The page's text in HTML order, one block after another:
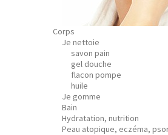
Corps
Je nettoie
savon pain
gel douche
flacon pompe
huile
Je gomme
Bain
Hydratation, nutrition
Peau atopique, eczéma,